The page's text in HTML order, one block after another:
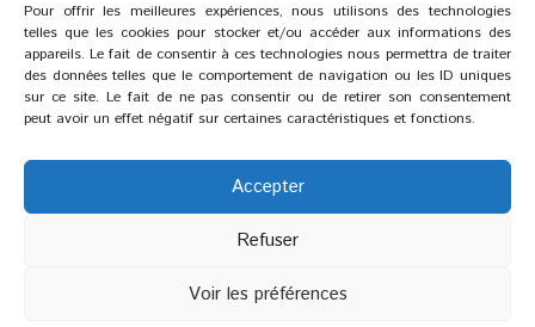
Pour offrir les meilleures expériences, nous utilisons des technologies
telles que les cookies pour stocker et/ou accéder aux informations des
appareils. Le fait de consentir à ces technologies nous permettra de traiter
des données telles que le comportement de navigation ou les ID uniques
sur ce site. Le fait de ne pas consentir ou de retirer son consentement
peut avoir un effet négatif sur certaines caractéristiques et fonctions.
Accepter
Refuser
Voir les préférences
Zeugma Web Agency